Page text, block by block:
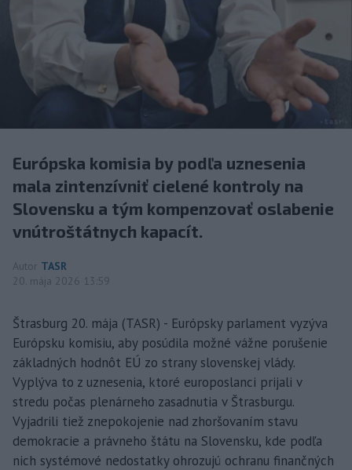
Európska komisia by podľa uznesenia
mala zintenzívniť cielené kontroly na
Slovensku a tým kompenzovať oslabenie
vnútroštátnych kapacít.
Autor TASR
20. mája 2026 13:59
Štrasburg 20. mája (TASR) - Európsky parlament vyzýva
Európsku komisiu, aby posúdila možné vážne porušenie
základných hodnôt EÚ zo strany slovenskej vlády.
Vyplýva to z uznesenia, ktoré europoslanci prijali v
stredu počas plenárneho zasadnutia v Štrasburgu.
Vyjadrili tiež znepokojenie nad zhoršovaním stavu
demokracie a právneho štátu na Slovensku, kde podľa
nich systémové nedostatky ohrozujú ochranu finančných